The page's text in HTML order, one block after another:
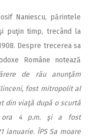
Naniescu, părintele
puţin timp, trecând la
Despre trecerea sa
Române notează
de rău anunţăm
fost mitropolit al
din viaţă după o scurtă
ora 4 p.m. şi a fost
ianuarie. ÎPS Sa moare